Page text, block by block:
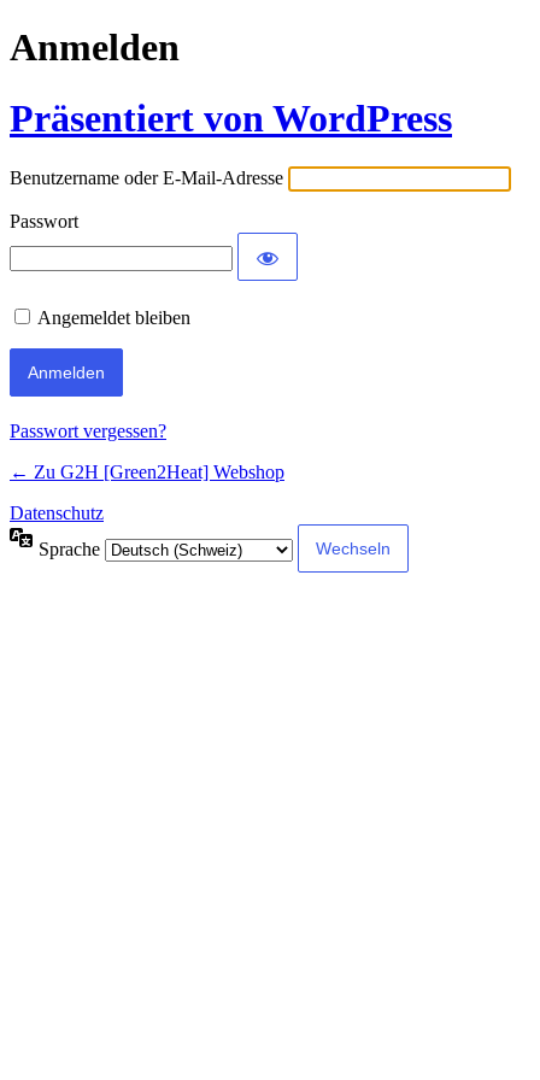
Anmelden
Präsentiert von WordPress
Benutzername oder E-Mail-Adresse
Passwort
Angemeldet bleiben
Passwort vergessen?
← Zu G2H [Green2Heat] Webshop
Datenschutz
Sprache